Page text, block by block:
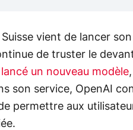
vient de lancer son
de truster le
lancé un nouveau modèle
son service, OpenAI
permettre aux